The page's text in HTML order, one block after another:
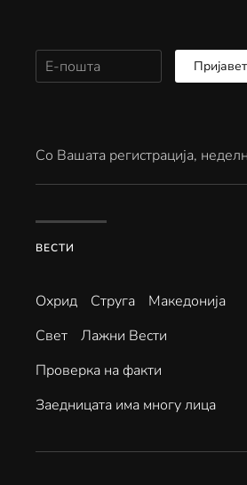
Со Вашата регистрација,
ВЕСТИ
Охрид Струга
Македонија
Свет
Лажни Вести
Проверка на факти
Заедницата има многу лица